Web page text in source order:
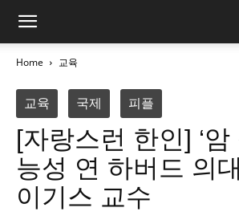
Home 교육
교육 국제 피플
[자랑스런 한인] ‘암
능성 연 하버드 의
이기스 교수